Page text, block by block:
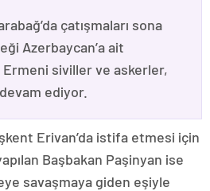
çatışmaları sona
Azerbaycan’a ait
siviller ve askerler,
ediyor.
Erivan’da istifa etmesi için
Başbakan Paşinyan ise
savaşmaya giden eşiyle